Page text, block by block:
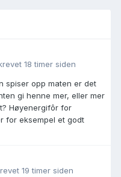
18 timer siden
spiser opp maten er det
gi henne mer, eller mer
Høyenergifôr for
for eksempel et godt
19 timer siden